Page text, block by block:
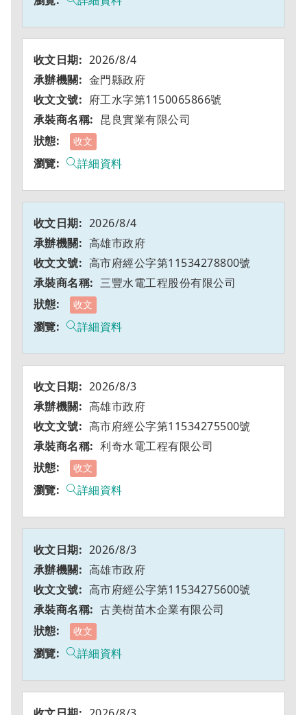
2026/8/4
金門縣政府
府工水字第1150065866號
昆良實業有限公司
收文
詳細資料
2026/8/4
高雄市政府
高市府經公字第11534278800號
三豐水電工程股份有限公司
收文
詳細資料
2026/8/3
高雄市政府
高市府經公字第11534275500號
利奇水電工程有限公司
收文
詳細資料
2026/8/3
高雄市政府
高市府經公字第11534275600號
古美樹苗木企業有限公司
收文
詳細資料